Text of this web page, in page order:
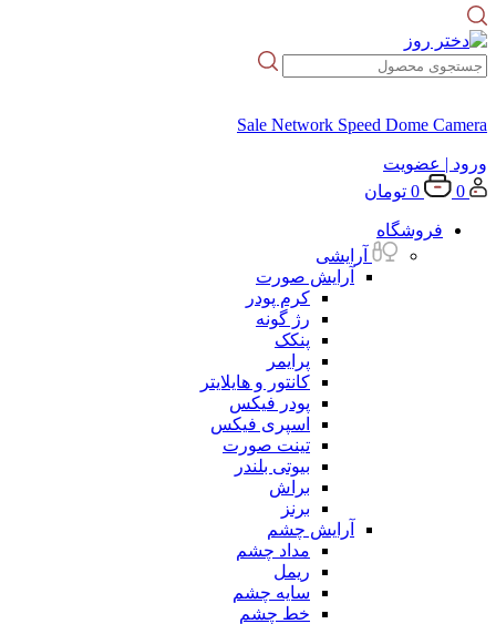
Sale Network Speed Dome Camera
ورود | عضویت
0
0 تومان
فروشگاه
آرایشی
آرایش صورت
کرم پودر
رژ گونه
پنکک
پرایمر
کانتور و هایلایتر
پودر فیکس
اسپری فیکس
تینت صورت
بیوتی بلندر
براش
برنز
آرایش چشم
مداد چشم
ریمل
سایه چشم
خط چشم